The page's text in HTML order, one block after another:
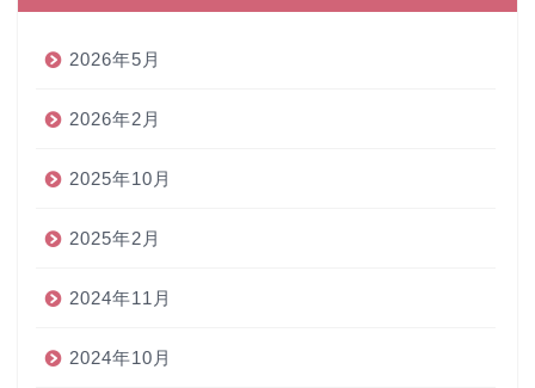
2026年5月
2026年2月
2025年10月
2025年2月
2024年11月
2024年10月